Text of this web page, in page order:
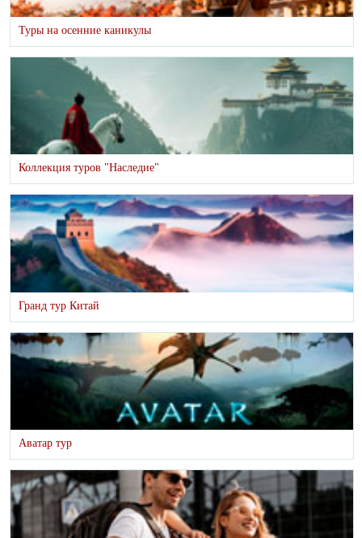
Туры на осенние каникулы
Коллекция туров "Наследие"
Гранд тур Китай
Аватар тур